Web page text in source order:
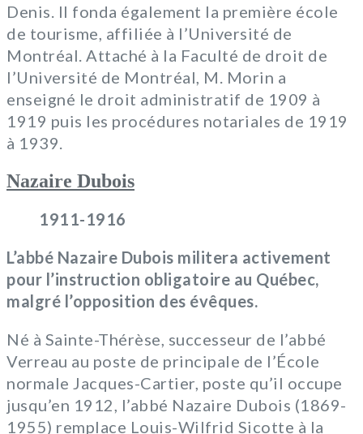
Denis. Il fonda également la première école
de tourisme, affiliée à l’Université de
Montréal. Attaché à la Faculté de droit de
l’Université de Montréal, M. Morin a
enseigné le droit administratif de 1909 à
1919 puis les procédures notariales de 1919
à 1939.
Nazaire Dubois
1911-1916
L’abbé Nazaire Dubois militera activement
pour l’instruction obligatoire au Québec,
malgré l’opposition des évêques.
Né à Sainte-Thérèse, successeur de l’abbé
Verreau au poste de principale de l’École
normale Jacques-Cartier, poste qu’il occupe
jusqu’en 1912, l’abbé Nazaire Dubois (1869-
1955) remplace Louis-Wilfrid Sicotte à la